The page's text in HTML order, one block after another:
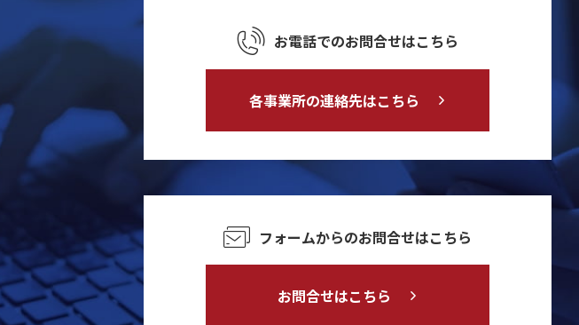
お電話でのお問合せはこちら
各事業所の連絡先はこちら
フォームからのお問合せはこちら
お問合せはこちら